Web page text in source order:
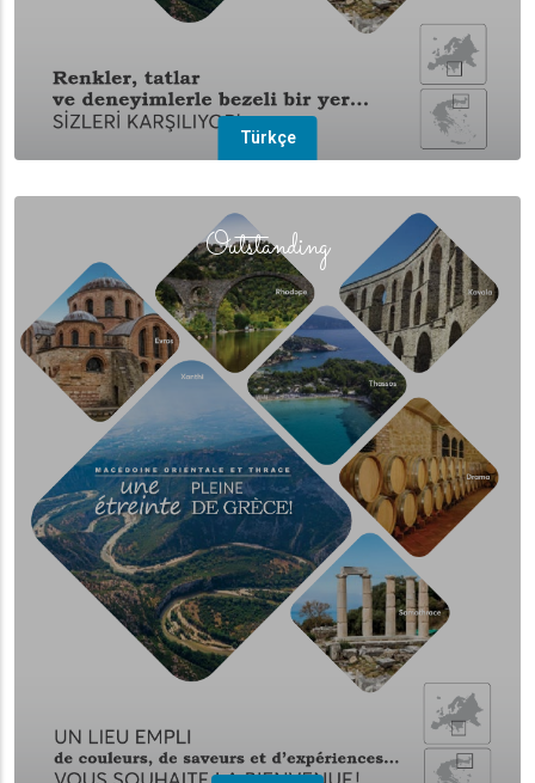
Türkçe
Outstanding